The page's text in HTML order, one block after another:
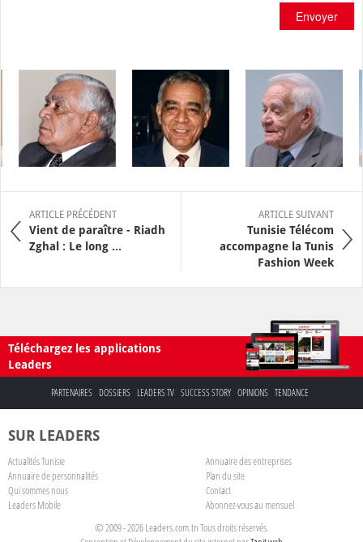
Envoyer
ARTICLE PRÉCÉDENT
Vient de paraître - Riadh
Zghal : Le long ...
ARTICLE SUIVANT
Tunisie Télécom
accompagne la Tunis
Fashion Week
Téléchargez les applications
Leaders
PARTENAIRES DOSSIERS LEADERS TV SUCCESS STORY OPINIONS TENDANCE
SUR LEADERS
Actualités Tunisie
Annuaire des entreprises
Annuaire de personnalités
Plan du site
Qui sommes nous
Contact
Leaders Mobile
Abonnez-vous au mensuel
© 2009 - 2026 Leaders.com.tn Tous droits réservés.